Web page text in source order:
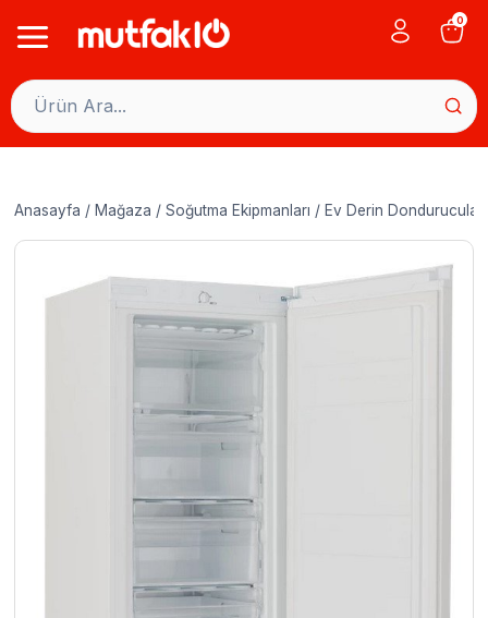
0
Anasayfa / Mağaza / Soğutma Ekipmanları / Ev Derin Dondurucular